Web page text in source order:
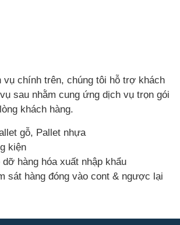
vụ chính trên, chúng tôi hỗ trợ khách
sau nhằm cung ứng dịch vụ trọn gói
khách hàng.
gỗ, Pallet nhựa
kiện
hàng hóa xuất nhập khẩu
sát hàng đóng vào cont & ngược lại